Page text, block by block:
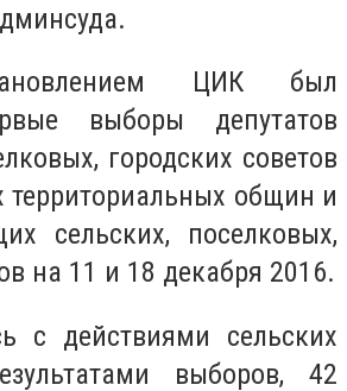
ЦИК был
выборы депутатов
городских советов
общин и
сельских, поселковых,
на 11 и 18 декабря 2016.
с действиями сельских
выборов, 42